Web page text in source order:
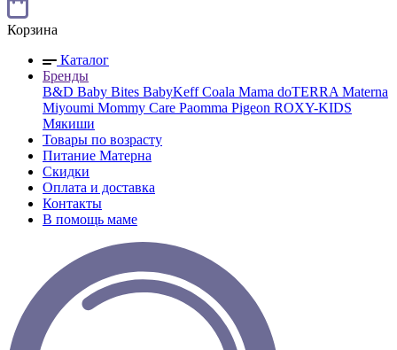
Корзина
Каталог
Бренды
B&D Baby Bites BabyKeffCoala Mama doTERRA Materna
Miyoumi Mommy Care Paomma Pigeon ROXY-KIDS
Мякиши
Товары по возрасту
Питание Матерна
Скидки
Оплата и доставка
Контакты
В помощь маме